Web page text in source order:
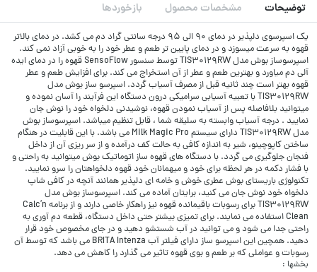
توضیحات مشخصات محصول بازخوردها
یک اسپرسوی دلپذیر در دمای 90 الی 95 درجه سانتی گراد دم می کشد. در دمای بالاتر
قهوه به سرعت میسوزد و در دمای پایین تر طعم و عطر خود را به خوبی آزاد نمی کند.
اسپرسوساز بوش مدل TIS30129RW توسط سنسور SensoFlow قهوه را در دمای ایده
آلی دم میاورد و بهترین طعم و عطر از آن استخراج می کند. برای افزایش طعم و عطر
قهوه بهتر است چند ثانیه قبل از مصرف آسیاب گردد. اسپرسو ساز بوش مدل
TIS30129RW با تعبیه آسیابی سرامیکی درون دستگاه این فرآیند را آسان نموده و
میتوانید بلافاصله پس از آسیاب نمودن قهوه، نوشیدنی دلخواه خود را نوش جان
نمایید . درجه آسیاب وابسته به سلیقه شما ، قابل تنظیم میباشد. اسپرسوساز بوش
مدل TIS30129RW دارای سیستم Milk Magic Pro می باشد. با این قابلیت در هنگام
ساختن کاپوچینو، شیر به اندازه کافی به حالت کف درآمده و از سر ریزی آن از داخل
فنجان جلوگیری می گردد. با دستگاه های قهوه ساز اتوماتیک بوش میتوانید به راحتی و
با فشار دکمه در هر لحظه برای خود و میهمانان خود قهوه دلخواهتان را سرو نمایید.
تکنولوژی باریستای بوش عطری خوش و خامه ای دلپذیر همانند آنچه در کافی شاپ
دلخواه خود نوش جان می کنید، برایتان آماده می کند. اسپرسوساز بوش مدل
TIS30129RW برای رسوبات باقیمانده قهوه نیز راهکار خاصی دارند و از برنامه Calc’n
Clean استفاده می نمایند. برای تمیزی بیشتر حتی داخل دستگاه، قطعه دم آوری به
راحتی جدا می شود و می توانید در آب شستشو دهید و در جای مخصوص خود قرار
دهید. همچین این اسپرسو ساز دارای فیلتر آب BRITA Intenza می باشد که توسط آن
رسوبات و عواملی که بر طعم و بوی قهوه تاثیر می گذارد را کاهش می دهد.
بخشها :